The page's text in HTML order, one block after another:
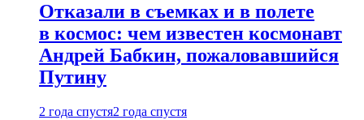
Отказали в съемках и в полете
в космос: чем известен космонавт
Андрей Бабкин, пожаловавшийся
Путину
2 года спустя2 года спустя